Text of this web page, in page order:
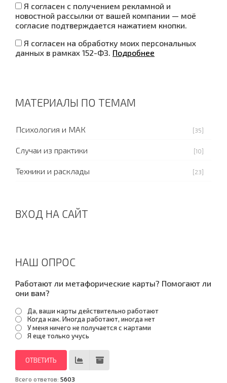
Я согласен с получением рекламной и
новостной рассылки от вашей компании — моё
согласие подтверждается нажатием кнопки.
Я согласен на обработку моих персональных
данных в рамках 152-ФЗ. Подробнее
МАТЕРИАЛЫ ПО ТЕМАМ
Психология и МАК [35]
Случаи из практики [10]
Техники и расклады [23]
ВХОД НА САЙТ
НАШ ОПРОС
Работают ли метафорические карты? Помогают ли
они вам?
Да, ваши карты действительно работают
Когда как. Иногда работают, иногда нет
У меня ничего не получается с картами
Я еще только учусь
Всего ответов: 5603